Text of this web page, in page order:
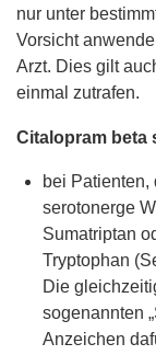
nur unter
Vorsicht
Arzt. Dies gilt
einmal zutrafen.
Citalopram beta
bei
serotonerge
Sumatriptan
Tryptophan
Die
sogenannten
Anzeichen